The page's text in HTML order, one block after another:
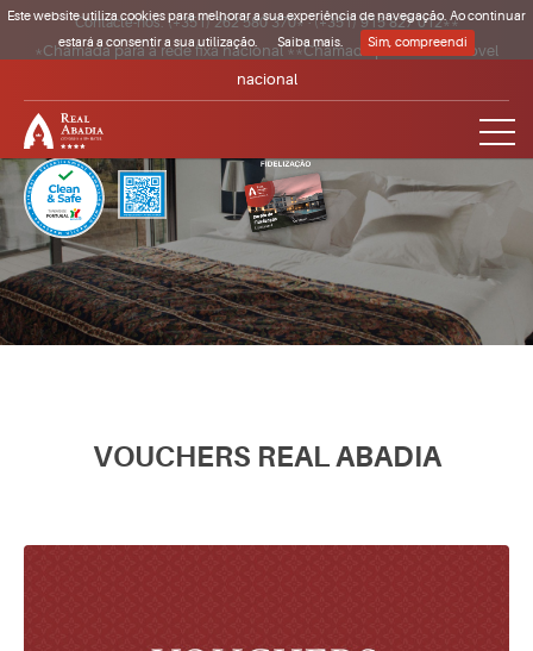
Contacte-nos:(+351) 262 580 370*·(+351) 915 827 012**
*Chamada para a rede fixa nacional **Chamada para a rede móvel
nacional
Clique para regressar à página inicial
VOUCHERS REAL ABADIA
Este website utiliza cookies para melhorar a sua experiência de navegação. Ao continuar
estará a consentir a sua utilização.
Saiba mais. Sim, compreendi